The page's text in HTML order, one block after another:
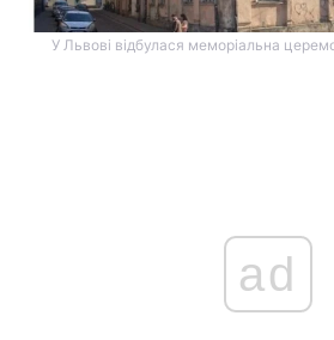
У Львові відбулася меморіальна
ad